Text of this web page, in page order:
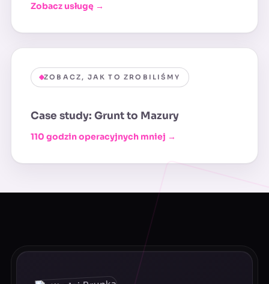
Zobacz usługę →
ZOBACZ, JAK TO ZROBILIŚMY
Case study: Grunt to Mazury
110 godzin operacyjnych mniej →